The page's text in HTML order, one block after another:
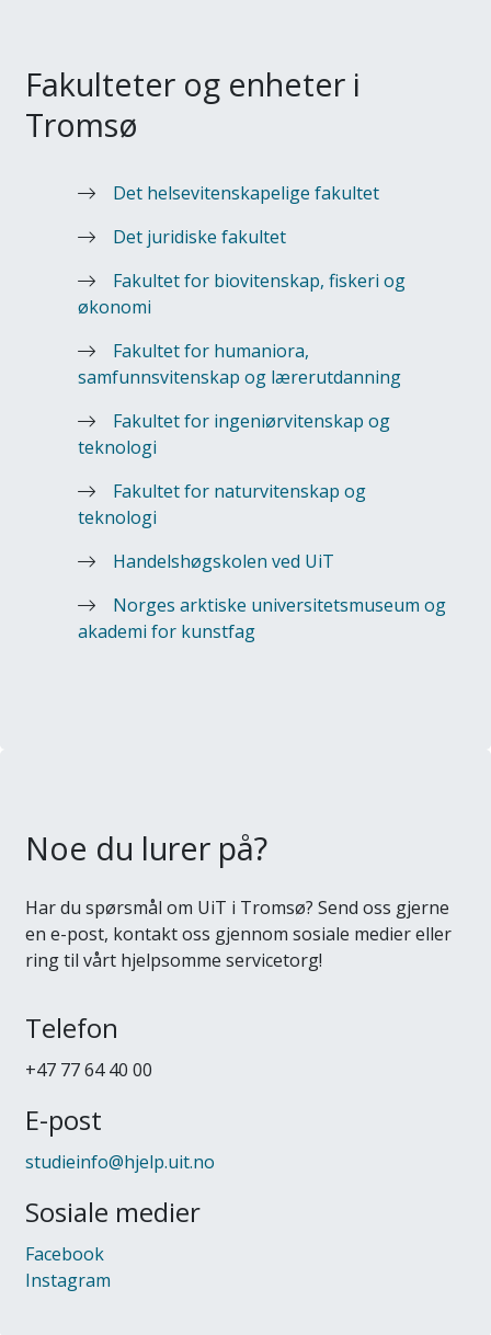
Fakulteter og enheter i
Tromsø
Det helsevitenskapelige fakultet
Det juridiske fakultet
Fakultet for biovitenskap, fiskeri og
økonomi
Fakultet for humaniora,
samfunnsvitenskap og lærerutdanning
Fakultet for ingeniørvitenskap og
teknologi
Fakultet for naturvitenskap og
teknologi
Handelshøgskolen ved UiT
Norges arktiske universitetsmuseum og
akademi for kunstfag
Noe du lurer på?
Har du spørsmål om UiT i Tromsø? Send oss gjerne
en e-post, kontakt oss gjennom sosiale medier eller
ring til vårt hjelpsomme servicetorg!
Telefon
+47 77 64 40 00
E-post
studieinfo@hjelp.uit.no
Sosiale medier
Facebook
Instagram